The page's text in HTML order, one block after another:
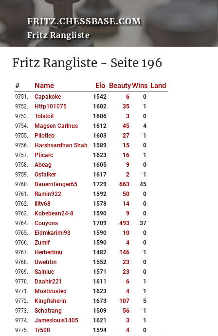
FRITZ.CHESSBASE.COM
Fritz Rangliste
Fritz Rangliste - Seite 196
# Name Elo BeautyWins Land
9751 . Capakoke 1542 6
0
9752. Http101075 1602 35
1
9753. Tolstoil 1606 3
0
9754. Magsen Carlnus 1612 45
4
9755. Pilotleo 1603 27
1
9756. Harshvardhan Shah 1589 15
0
9757. Pticarc 1623 16
1
9758. Abeag 1605 9
0
9759. Osfalker 1617 2
1
9760. Bauernfänger65 1729 663
45
9761 . Ramin922 1592 50
0
9762. Ilitv68 1578 14
0
9763. Kobebean24-8 1590 9
0
9764. Couyons 1709 493
37
9765. Eidmkarimi93 1590 10
0
9766. Zumif 1590 4
0
9767. Herbertmü 1482 146
1
9768. Uwetrtm 1552 23
0
9769. Sainiuc 1571 23
0
9770. Daahir221 1611 6
1
9771 . Mosttrusted 1623 4
1
9772. Kingfisherin 1673 107
5
9773. Schatrang 1509 56
1
9774. Jameslouis1405 1621 3
1
9775. Tr500 1594 4 0